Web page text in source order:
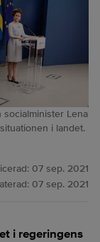
socialminister Lena
i landet.
07 sep. 2021
07 sep. 2021
i regeringens